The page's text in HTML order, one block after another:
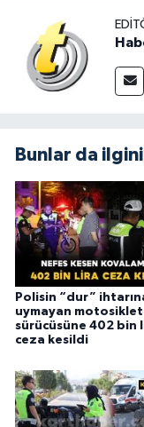
Bunlar da
Polisin “dur”
uymayan motosiklet
sürücüsüne 402 bin
ceza kesildi